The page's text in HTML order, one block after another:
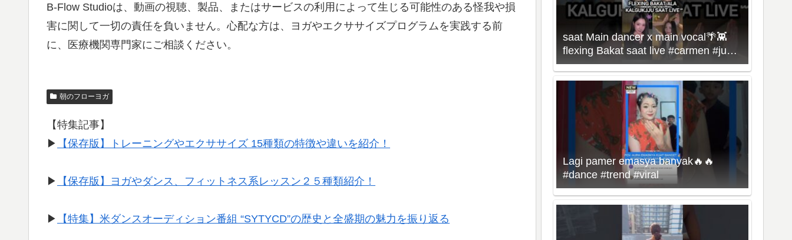
B-Flow Studioは、動画の視聴、製品、またはサービスの利用によって生じる可能性のある怪我や損
害に関して一切の責任を負いません。心配な方は、ヨガやエクササイズプログラムを実践する前
に、医療機関専門家にご相談ください。
朝のフローヨガ
【特集記事】
▶︎
【保存版】トレーニングやエクササイズ 15種類の特徴や違いを紹介！
▶︎ 【保存版】ヨガやダンス、フィットネス系レッスン２５種類紹介！
▶︎ 【特集】米ダンスオーディション番組 “SYTYCD”の歴史と全盛期の魅力を振り返る
saat Main dancer x main vocal🌴👾
flexing Bakat saat live #carmen #juun
#hearts2hearts #kpop
Lagi pamer emasya banyak🔥🔥
#dance #trend #viral